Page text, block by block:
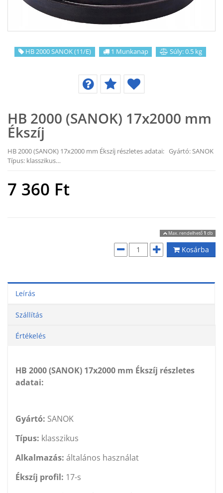
KAPCSOLAT
HB 2000 SANOK (11/E) 1 Munkanap Súly: 0.5 kg
HB 2000 (SANOK) 17x2000 mm
Ékszíj
HB 2000 (SANOK) 17x2000 mm Ékszíj részletes adatai: Gyártó: SANOK
Típus: klasszikus…
7 360 Ft
Max. rendelhető1 db
Kosárba
Leírás
Szállítás
Értékelés
HB 2000 (SANOK) 17x2000 mm Ékszíj részletes
adatai:
Gyártó: SANOK
Típus: klasszikus
Alkalmazás: általános használat
Ékszíj profil: 17-s